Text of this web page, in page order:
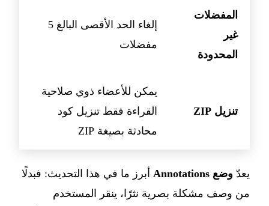
المفضلات
غير
المحدودة
إلغاء الحد الأقصى البالغ 5
مفضلات
تنزيل ZIP
يمكن للأعضاء ذوي صلاحية
القراءة فقط تنزيل كود
محادثة بصيغة ZIP
يعدّ وضع Annotations
أبرز ما في هذا التحديث: فبدلًا
من وصف مشكلة بصرية نثرًا، ينقر المستخدم